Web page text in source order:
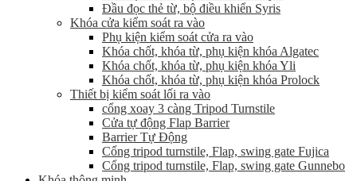
Đầu đọc thẻ từ, bộ điều khiển Syris
Khóa cửa kiểm soát ra vào
Phụ kiện kiểm soát cửa ra vào
Khóa chốt, khóa từ, phụ kiện khóa Algatec
Khóa chốt, khóa từ, phụ kiện khóa Yli
Khóa chốt, khóa từ, phụ kiện khóa Prolock
Thiết bị kiểm soát lối ra vào
cổng xoay 3 càng Tripod Turnstile
Cửa tự động Flap Barrier
Barrier Tự Động
Cổng tripod turnstile, Flap, swing gate Fujica
Cổng tripod turnstile, Flap, swing gate Gunnebo